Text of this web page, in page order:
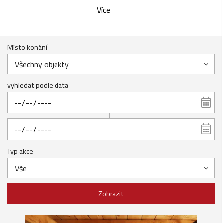
Více
Místo konání
Všechny objekty
vyhledat podle data
Typ akce
Vše
Zobrazit